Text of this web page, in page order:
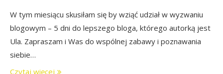
W tym miesiącu skusiłam się by wziąć udział w wyzwaniu
blogowym – 5 dni do lepszego bloga, którego autorką jest
Ula. Zapraszam i Was do wspólnej zabawy i poznawania
siebie…
Czytaj więcej